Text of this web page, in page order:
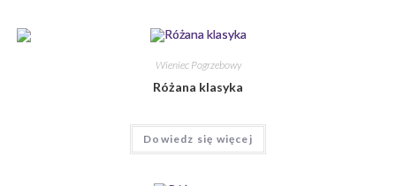
Wieniec Pogrzebowy
Różana klasyka
Dowiedz się więcej